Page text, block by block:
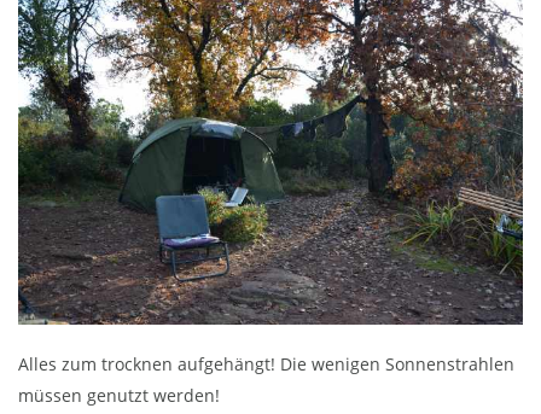
Alles zum trocknen aufgehängt! Die wenigen Sonnenstrahlen
müssen genutzt werden!